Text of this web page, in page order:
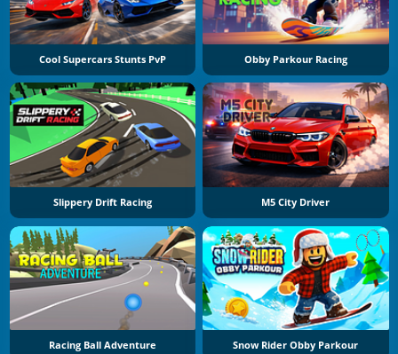
Cool Supercars Stunts PvP Obby Parkour Racing
Slippery Drift Racing M5 City Driver
Racing Ball Adventure Snow Rider Obby Parkour